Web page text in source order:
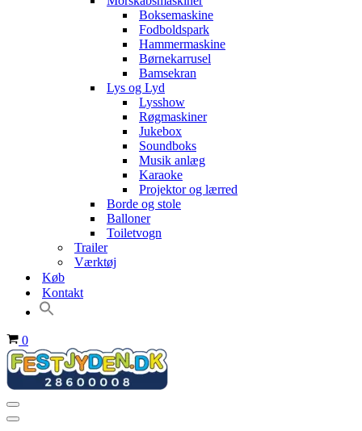
Boksemaskine
Fodboldspark
Hammermaskine
Børnekarrusel
Bamsekran
Lys og Lyd
Lysshow
Røgmaskiner
Jukebox
Soundboks
Musik anlæg
Karaoke
Projektor og lærred
Borde og stole
Balloner
Toiletvogn
Trailer
Værktøj
Køb
Kontakt
Indkøbskurv
0
Navigation
menu
Navigation